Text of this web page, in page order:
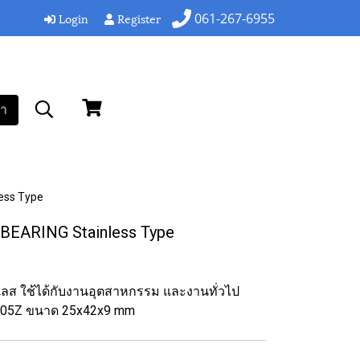
Login Register 061-267-6955
Type
Stainless Type
ส ใช้ได้กับงานอุตสาหกรรม และงานทั่วไป
ขนาด 25x42x9 mm